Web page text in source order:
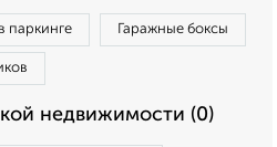
паркинге Гаражные боксы
недвижимости (0)